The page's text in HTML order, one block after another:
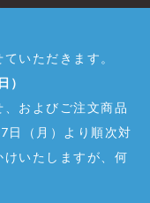
いただきます。
）
およびご注文商品
日（月）より順次対
いたしますが、何